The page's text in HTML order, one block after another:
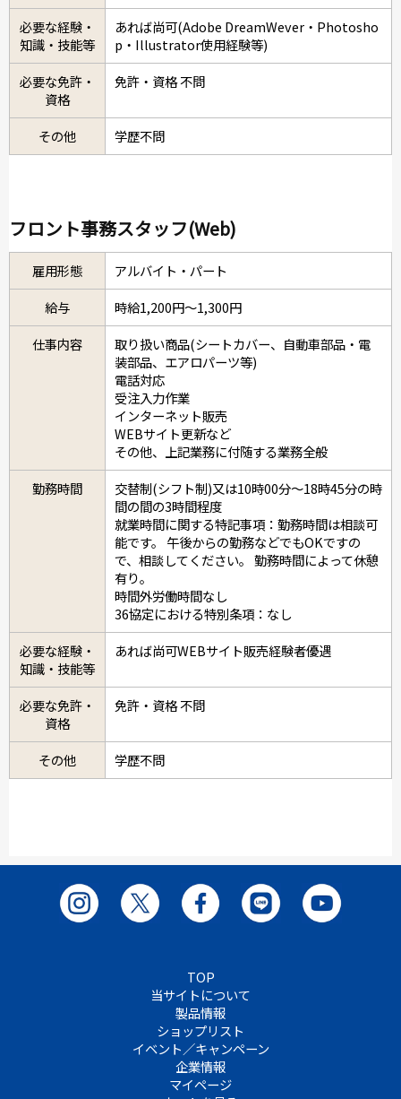
必要な経験・
知識・技能等
あれば尚可(Adobe DreamWever・Photosho
p・Illustrator使用経験等)
必要な免許・
資格
免許・資格 不問
その他 学歴不問
フロント事務スタッフ(Web)
雇用形態
アルバイト・パート
給与
時給1,200円～1,300円
仕事内容
取り扱い商品(シートカバー、自動車部品・電
装部品、エアロパーツ等)
電話対応
受注入力作業
インターネット販売
WEBサイト更新など
その他、上記業務に付随する業務全般
勤務時間
交替制(シフト制)又は10時00分～18時45分の時
間の間の3時間程度
就業時間に関する特記事項：勤務時間は相談可
能です。 午後からの勤務などでもOKですの
で、相談してください。 勤務時間によって休憩
有り。
時間外労働時間なし
36協定における特別条項：なし
必要な経験・
知識・技能等
あれば尚可WEBサイト販売経験者優遇
必要な免許・
資格
免許・資格 不問
その他 学歴不問
TOP
当サイトについて
製品情報
ショップリスト
イベント／キャンペーン
企業情報
マイページ